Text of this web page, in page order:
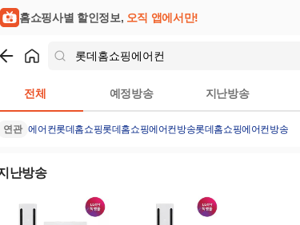
홈쇼핑사별 할인정보, 오직 앱에서만!
전체 예정방송 지난방송
연관 에어컨롯데홈쇼핑롯데홈쇼핑에어컨방송롯데홈쇼핑에어컨방송
난방송